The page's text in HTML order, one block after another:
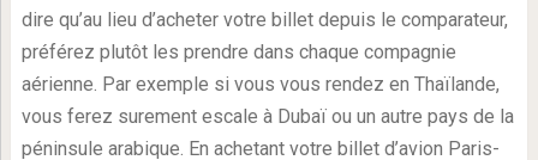
dire qu’au lieu d’acheter votre billet depuis le comparateur,
préférez plutôt les prendre dans chaque compagnie
aérienne. Par exemple si vous vous rendez en Thaïlande,
vous ferez surement escale à Dubaï ou un autre pays de la
péninsule arabique. En achetant votre billet d’avion Paris-